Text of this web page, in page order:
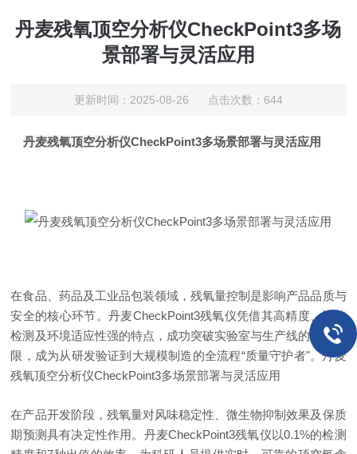
丹麦残氧顶空分析仪CheckPoint3多场
景部署与灵活应用
更新时间：2025-08-26 点击次数：644
丹麦残氧顶空分析仪CheckPoint3多场景部署与灵活应用
在食品、药品及工业品包装领域，残氧量控制是影响产品品质与
安全的核心环节。丹麦CheckPoint3残氧仪凭借其高精度、快速
检测及环境适应性强的特点，成功突破实验室与生产线的场景界
限，成为从研发验证到大规模制造的全流程“质量守护者"。丹麦
残氧顶空分析仪CheckPoint3多场景部署与灵活应用
在产品开发阶段，残氧量对风味稳定性、微生物抑制效果及保质
期预测具有决定性作用。丹麦CheckPoint3残氧仪以0.1%的检测